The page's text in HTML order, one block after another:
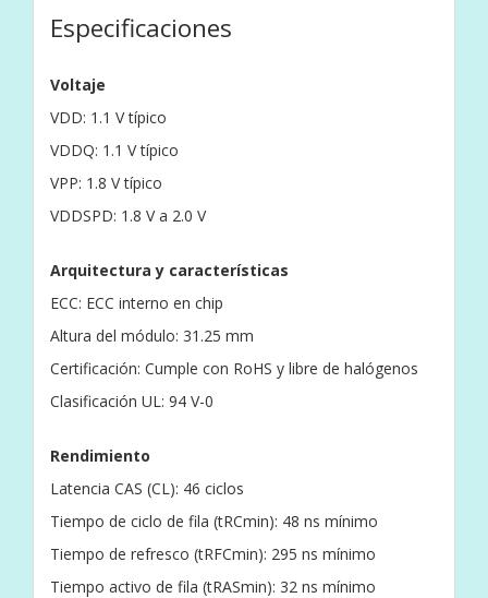
Especificaciones
Voltaje
VDD: 1.1 V típico
VDDQ: 1.1 V típico
VPP: 1.8 V típico
VDDSPD: 1.8 V a 2.0 V
Arquitectura y características
ECC: ECC interno en chip
Altura del módulo: 31.25 mm
Certificación: Cumple con RoHS y libre de halógenos
Clasificación UL: 94 V-0
Rendimiento
Latencia CAS (CL): 46 ciclos
Tiempo de ciclo de fila (tRCmin): 48 ns mínimo
Tiempo de refresco (tRFCmin): 295 ns mínimo
Tiempo activo de fila (tRASmin): 32 ns mínimo